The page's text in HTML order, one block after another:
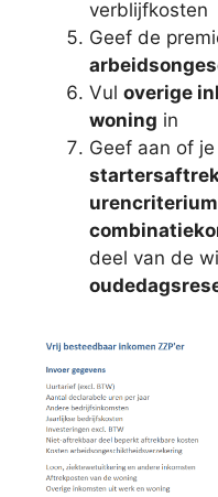
verblijfkosten
Geef de
Vul overige
woning in
Geef aan of
urencriterium
deel van de